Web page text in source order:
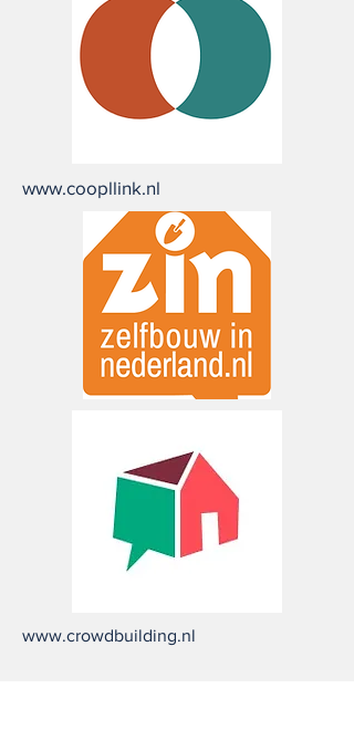
www.coopllink.nl
www.crowdbuilding.nl